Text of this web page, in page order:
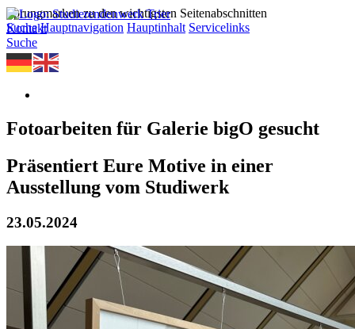
Sprungmarken zu den wichtigsten Seitenabschnitten
Suche Hauptnavigation Hauptinhalt Servicelinks
Kontakt
Suche
Fotoarbeiten für Galerie bigO gesucht
Präsentiert Eure Motive in einer
Ausstellung vom Studiwerk
23.05.2024